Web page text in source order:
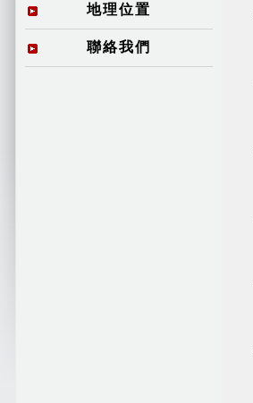
地理位置
聯絡我們